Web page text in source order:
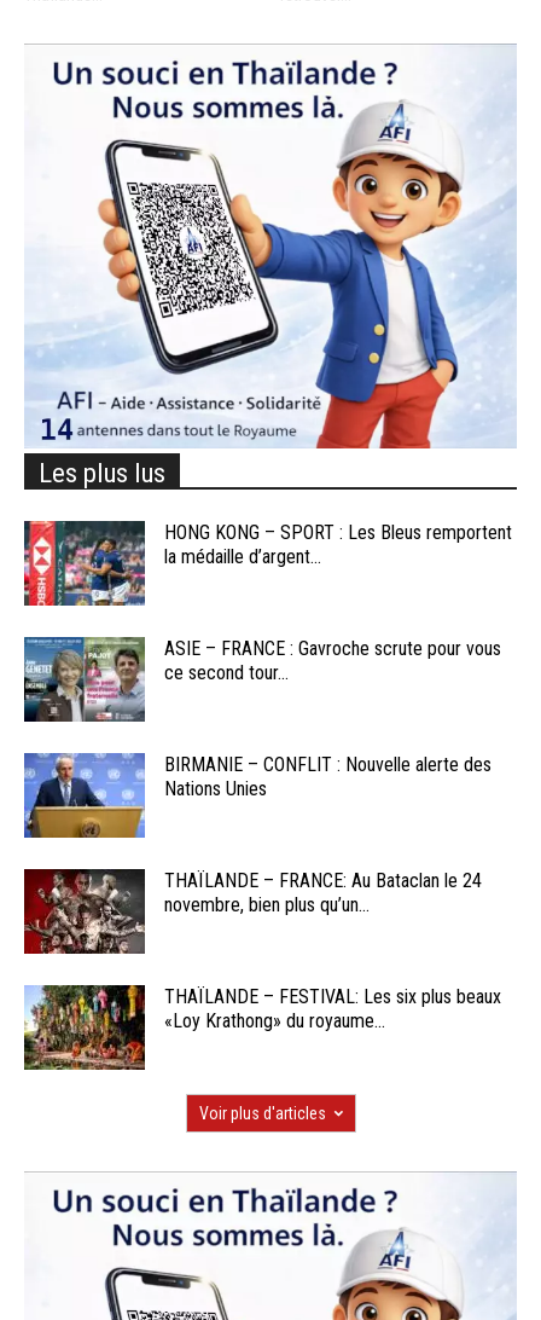
Les plus lus
HONG KONG – SPORT : Les Bleus remportent
la médaille d’argent...
ASIE – FRANCE : Gavroche scrute pour vous
ce second tour...
BIRMANIE – CONFLIT : Nouvelle alerte des
Nations Unies
THAÏLANDE – FRANCE: Au Bataclan le 24
novembre, bien plus qu’un...
THAÏLANDE – FESTIVAL: Les six plus beaux
«Loy Krathong» du royaume...
Voir plus d'articles